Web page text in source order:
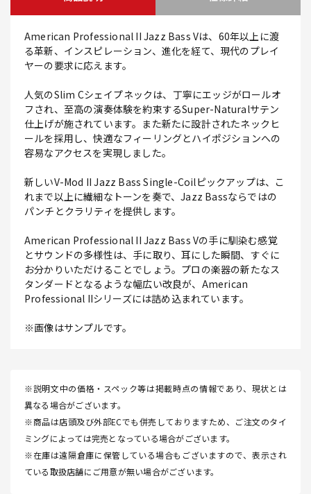
American Professional II Jazz Bass Vは、60年以上に渡
る革新、インスピレーション、進化を経て、現代のプレイ
ヤーの要求に応えます。
人気のSlim Cシェイプネックは、丁寧にエッジがロールオ
フされ、至高の演奏体験を約束するSuper-Naturalサテン
仕上げが施されています。また新たに設計されたネックヒ
ールを採用し、快適なフィーリングとハイポジションへの
容易なアクセスを実現しました。
新しいV-Mod II Jazz Bass Single-Coilピックアップは、こ
れまで以上に繊細なトーンを奏で、Jazz Bassならではの
パンチとクラリティを提供します。
American Professional II Jazz Bass Vの手に馴染む感覚
とサウンドの多様性は、手に取り、耳にした瞬間、すぐに
お分かりいただけることでしょう。プロの楽器の新たなス
タンダードとなるような幅広い改良が、American
Professional IIシリーズには詰め込まれています。
※画像はサンプルです。
※説明文中の価格・スペック等は掲載時点の情報であり、現状とは
異なる場合がございます。
※商品は店頭及び外部ECでも併売しておりますため、ご注文のタイ
ミングによっては完売となっている場合がございます。
※在庫は遠隔倉庫に保管している場合もございますので、表示され
ている取扱店舗にご用意が無い場合がございます。